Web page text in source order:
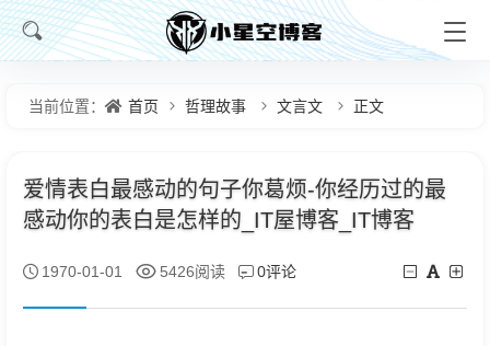
当前位置： 首页 哲理故事 文言文 正文
爱情表白最感动的句子你葛烦-你经历过的最
感动你的表白是怎样的_IT屋博客_IT博客
1970-01-01 5426阅读 0评论